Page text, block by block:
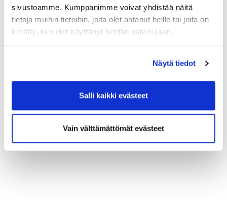
sivustoamme. Kumppanimme voivat yhdistää näitä
tietoja muihin tietoihin, joita olet antanut heille tai joita on
kerätty, kun olet käyttänyt heidän palvelujaan.
Näytä tiedot
Salli kaikki evästeet
Vain välttämättömät evästeet